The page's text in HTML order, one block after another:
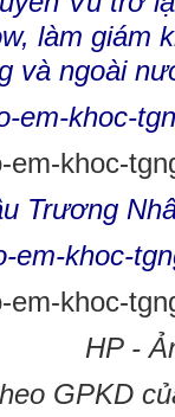
làm giám
và ngoài
Trương
HP -
GPKD